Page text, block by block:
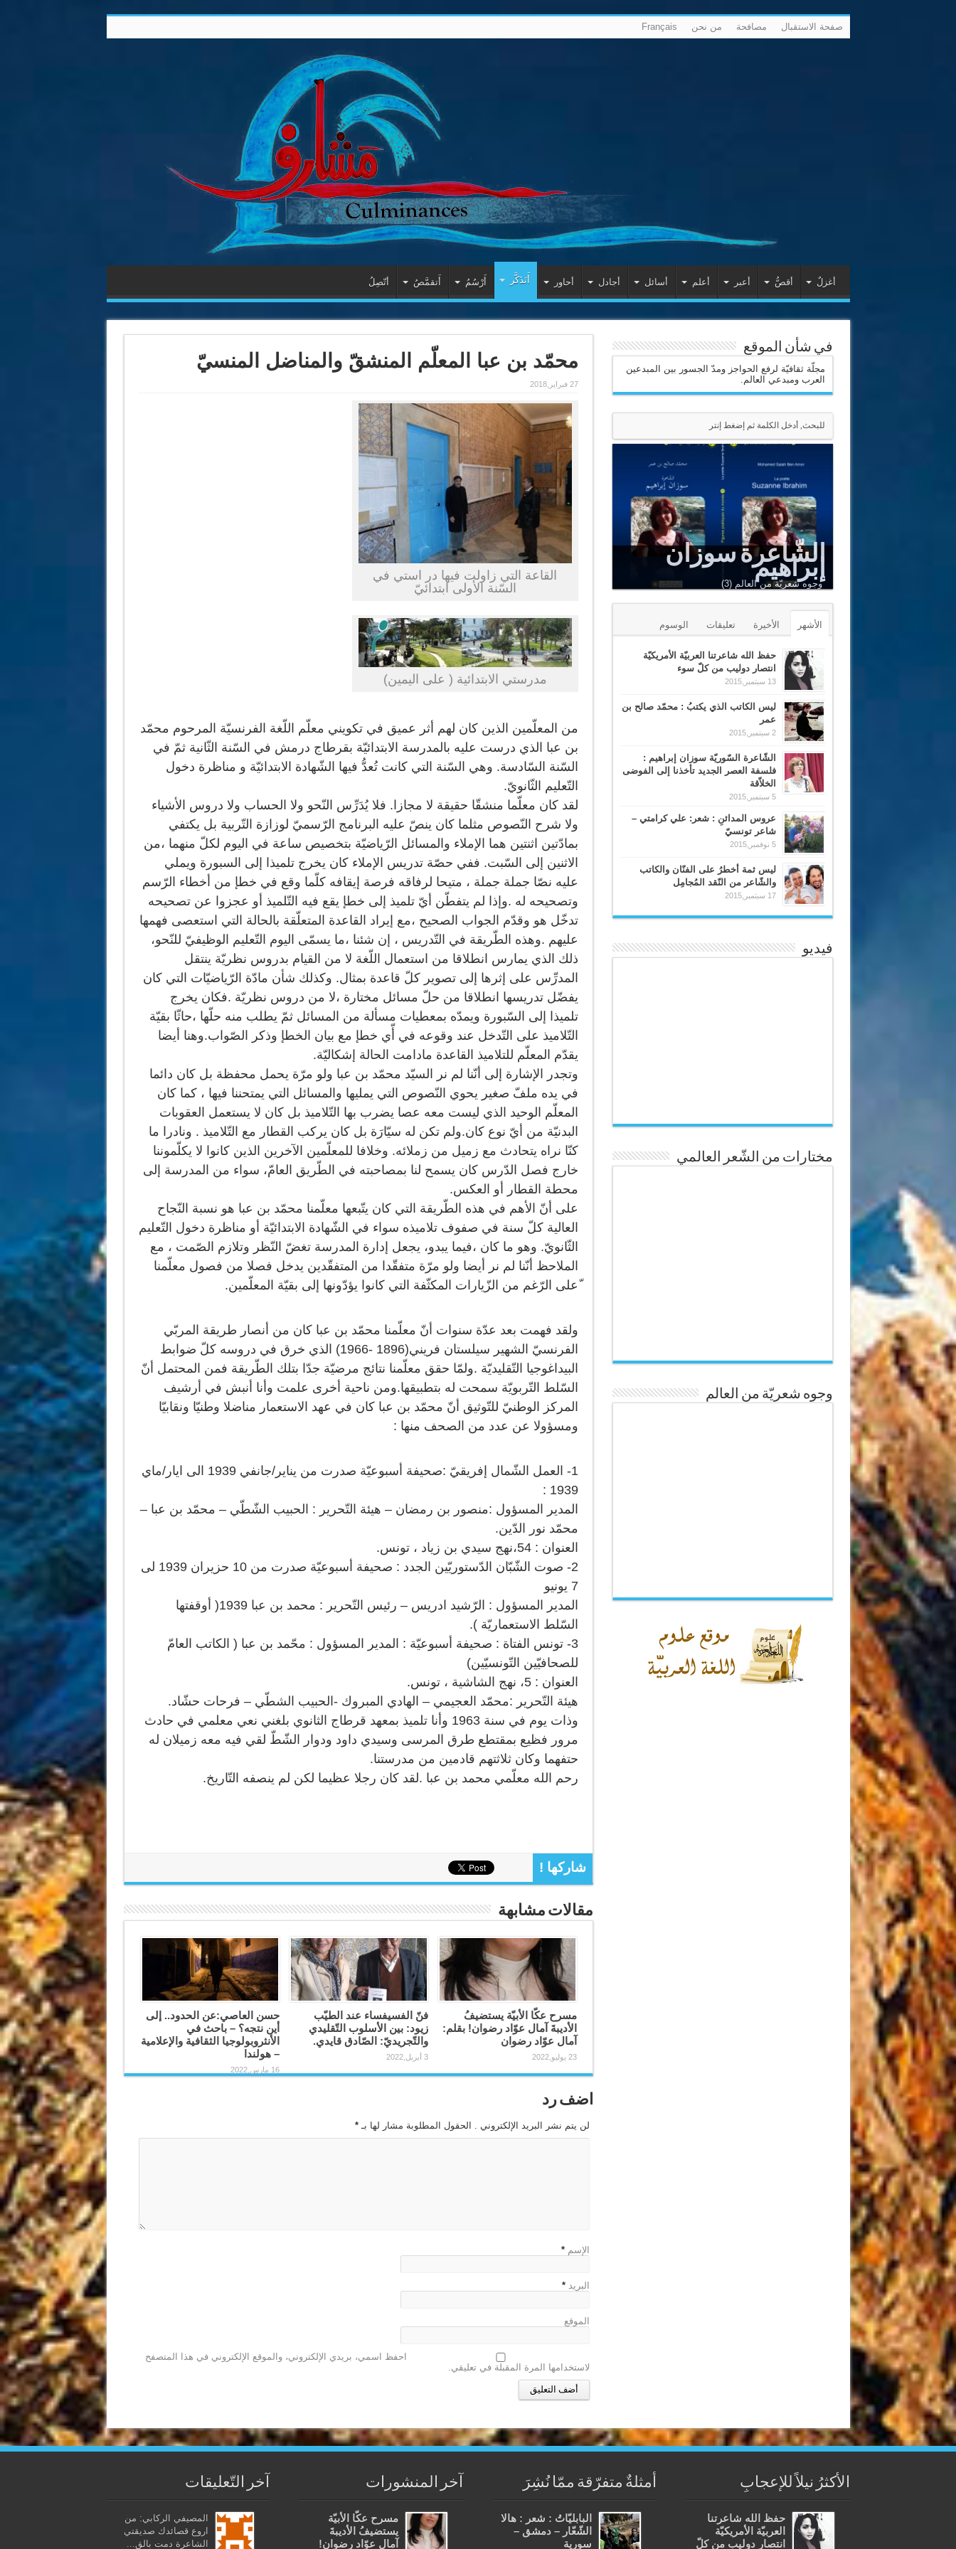
صفحة الاستقبال مصافحة من نحن Français
أغزلٌ أقصُّ أعبر أعلم أسائل أجادل أحاور أَتَذَكَّر أَرْسُمُ أَتقمَّصُ أتّصِلُ
محمّد بن عبا المعلّم المنشقّ والمناضل المنسيّ
27 فبراير,2018
القاعة التي زاولت فيها در استي في
السّنة الأولى ابتدائيّ
مدرستي الابتدائية ( على اليمين)
من المعلّمين الذين كان لهم أثر عميق في تكويني معلّم اللّغة الفرنسيّة المرحوم محمّد
بن عبا الذي درست عليه بالمدرسة الابتدائيّة بقرطاج درمش في السّنة الثّانية ثمّ في
السّنة السّادسة. وهي السّنة التي كانت تُعدُّ فيها الشّهادة الابتدائيّة و مناظرة دخول
التّعليم الثّانويّ.
لقد كان معلّما منشقّا حقيقة لا مجازا. فلا يُدَرِّس النّحو ولا الحساب ولا دروس الأشياء
ولا شرح النّصوص مثلما كان ينصّ عليه البرنامج الرّسميّ لوزازة التّربية بل يكتفي
بمادّتين اثنتين هما الإملاء والمسائل الرّياضيّة بتخصيص ساعة في اليوم لكلّ منهما ،من
الاثنين إلى السّبت. ففي حصّة تدريس الإملاء كان يخرج تلميذا إلى السبورة ويملي
عليه نصّا جملة جملة ، متيحا لرفاقه فرصة إيقافه كلّما وقع في خطإ من أخطاء الرّسم
وتصحيحه له .وإذا لم يتفطّن أيّ تلميذ إلى خطإ يقع فيه التّلميذ أو عجزوا عن تصحيحه
تدخّل هو وقدّم الجواب الصحيح ،مع إيراد القاعدة المتعلّقة بالحالة التي استعصى فهمها
عليهم .وهذه الطّريقة في التّدريس ، إن شئنا ،ما يسمّى اليوم التّعليم الوظيفيّ للنّحو،
ذلك الذي يمارس انطلاقا من استعمال اللّغة لا من القيام بدروس نظريّة ينتقل
المدرِّس على إثرها إلى تصوير كلّ قاعدة بمثال. وكذلك شأن مادّة الرّياضيّات التي كان
يفضّل تدريسها انطلاقا من حلّ مسائل مختارة ،لا من دروس نظريّة .فكان يخرج
تلميذا إلى السّبورة ويمدّه بمعطيات مسألة من المسائل ثمّ يطلب منه حلّها ،حاثّا بقيّة
التّلاميذ على التّدخل عند وقوعه في أّي خطإ مع بيان الخطإ وذكر الصّواب.وهنا أيضا
يقدّم المعلّم للتلاميذ القاعدة مادامت الحالة إشكاليّة.
وتجدر الإشارة إلى أنّنا لم نر السيّد محمّد بن عبا ولو مرّة يحمل محفظة بل كان دائما
في يده ملفّ صغير يحوي النّصوص التي يمليها والمسائل التي يمتحننا فيها ، كما كان
المعلّم الوحيد الذي ليست معه عصا يضرب بها التّلاميذ بل كان لا يستعمل العقوبات
البدنيّة من أيّ نوع كان.ولم تكن له سيّارَة بل كان يركب القطار مع التّلاميذ . ونادرا ما
كنّا نراه يتحادث مع زميل من زملائه. وخلافا للمعلّمين الآخرين الذين كانوا لا يكلّموننا
خارج فصل الدّرس كان يسمح لنا بمصاحبته في الطّريق العامّ، سواء من المدرسة إلى
محطة القطار أو العكس.
على أنّ الأهم في هذه الطّريقة التي كان يتّبعها معلّمنا محمّد بن عبا هو نسبة النّجاح
العالية كلّ سنة في صفوف تلاميذه سواء في الشّهادة الابتدائيّة أو مناظرة دخول التّعليم
الثّانويّ. وهو ما كان ،فيما يبدو، يجعل إدارة المدرسة تغضّ النّظر وتلازم الصّمت ، مع
الملاحظ أنّنا لم نر أيضا ولو مرّة متفقّدا من المتفقّدين يدخل فصلا من فصول معلّمنا
ّعلى الرّغم من الزّيارات المكثّفة التي كانوا يؤدّونها إلى بقيّة المعلّمين.
ولقد فهمت بعد عدّة سنوات أنّ معلّمنا محمّد بن عبا كان من أنصار طريقة المربّي
الفرنسيّ الشهير سيلستان فريني(1896 -1966) الذي خرق في دروسه كلّ ضوابط
البيداغوجيا التّقليديّة .ولمّا حقق معلّمنا نتائج مرضيّة جدّا بتلك الطّريقة فمن المحتمل أنّ
السّلط التّربويّة سمحت له بتطبيقها.ومن ناحية أخرى علمت وأنا أنبش في أرشيف
المركز الوطنيّ للتّوثيق أنّ محمّد بن عبا كان في عهد الاستعمار مناضلا وطنيّا ونقابيّا
ومسؤولا عن عدد من الصحف منها :
1- العمل الشّمال إفريقيّ :صحيفة أسبوعيّة صدرت من يناير/جانفي 1939 الى ايار/ماي
1939 :
المدير المسؤول :منصور بن رمضان – هيئة التّحرير : الحبيب الشّطّي – محمّد بن عبا –
محمّد نور الدّين.
العنوان : 54،نهج سيدي بن زياد ، تونس.
2- صوت الشّبّان الدّستوريّين الجدد : صحيفة أسبوعيّة صدرت من 10 حزيران 1939 لى
7 يونيو
المدير المسؤول : الرّشيد ادريس – رئيس التّحرير : محمد بن عبا 1939( أوقفتها
السّلط الاستعماريّة ).
3- تونس الفتاة : صحيفة أسبوعيّة : المدير المسؤول : محّمد بن عبا ( الكاتب العامّ
للصحافيّين التّونسيّين)
العنوان : 5، نهج الشاشية ، تونس.
هيئة التّحرير :محمّد العجيمي – الهادي المبروك -الحبيب الشطّي – فرحات حشّاد.
وذات يوم في سنة 1963 وأنا تلميذ بمعهد قرطاج الثانوي بلغني نعي معلمي في حادث
مرور فظيع بمقتطع طرق المرسى وسيدي داود ودوار الشّطّ لقي فيه معه زميلان له
حتفهما وكان ثلاثتهم قادمين من مدرستنا.
رحم الله معلّمي محمد بن عبا .لقد كان رجلا عظيما لكن لم ينصفه التّاريخ.
شاركها !
مقالات مشابهة
مسرح عكّا الأبيّة يستضيفُ
الأديبةَ آمال عوّاد رضوان! بقلم:
آمال عوّاد رضوان
23 يوليو,2022
فنّ الفسيفساء عند الطيّب
زيود: بين الأسلوب التّقليدي
والتّجريديّ: الصّادق قايدي.
3 أبريل,2022
حسن العاصي:عن الحدود.. إلى
أين نتجه؟ – باحث في
الأنثروبولوجيا الثقافية والإعلامية
– هولندا
16 مارس,2022
اضف رد
لن يتم نشر البريد الإلكتروني . الحقول المطلوبة مشار لها بـ*
الإسم *
البريد *
الموقع
احفظ اسمي، بريدي الإلكتروني، والموقع الإلكتروني في هذا المتصفح
لاستخدامها المرة المقبلة في تعليقي.
في شأن الموقع
مجلّة ثقافيّة لرفع الحواجز ومدّ الجسور بين المبدعين
العرب ومبدعي العالم.
الشّاعرة سوزان
إبراهيم
وجوه شعريّة من العالم (3)
الأشهر الأخيرة تعليقات الوسوم
حفظ الله شاعرتنا العربيّة الأمريكيّة
انتصار دوليب من كلّ سوء
13 سبتمبر,2015
ليس الكاتب الذي يكتبُ : محمّد صالح بن
عمر
2 سبتمبر,2015
الشّاعرة السّوريّة سوزان إبراهيم :
فلسفة العصر الجديد تأخذنا إلى الفوضى
الخلاّقة
5 سبتمبر,2015
عروس المدائنِ : شعر: علي كرامتي –
شاعر تونسيّ
5 نوفمبر,2015
ليس ثمة أخطرُ على الفنّان والكاتب
والشّاعر من النّقد المُجامِل
17 سبتمبر,2015
فيديو
مختارات من الشّعر العالمي
وجوه شعريّة من العالم
الأكثرُ نيلاً للإعجابِ
حفظ الله شاعرتنا
العربيّة الأمريكيّة
انتصار دوليب من كلّ
أمثلةٌ متفرّقة ممّا نُشِرَ
البابليّاتُ : شعر : هالا
الشّعّار – دمشق –
سورية
آخر المنشورات
مسرح عكّا الأبيّة
يستضيفُ الأديبةَ
آمال عوّاد رضوان!
آخر التّعليقات
المصيفي الركابي: من
اروع قصائدك صديقتي
الشاعرة دمت بالق...